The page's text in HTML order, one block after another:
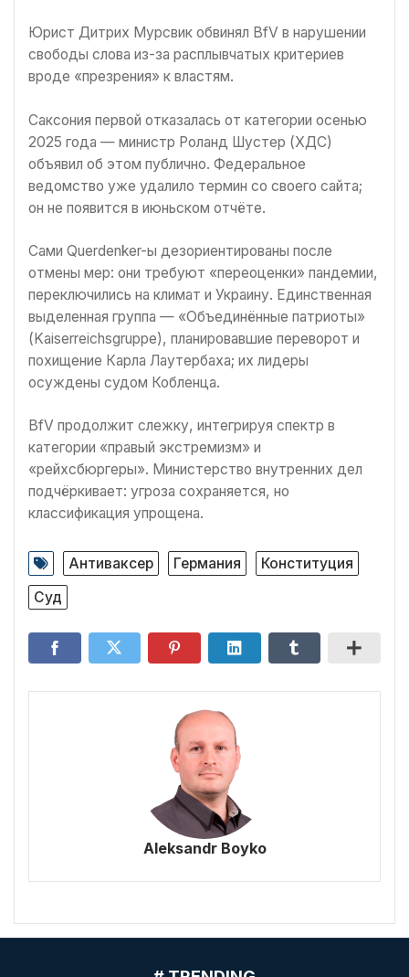
Юрист Дитрих Мурсвик обвинял BfV в нарушении
свободы слова из-за расплывчатых критериев
вроде «презрения» к властям.
Саксония первой отказалась от категории осенью
2025 года — министр Роланд Шустер (ХДС)
объявил об этом публично. Федеральное
ведомство уже удалило термин со своего сайта;
он не появится в июньском отчёте.
Сами Querdenker-ы дезориентированы после
отмены мер: они требуют «переоценки» пандемии,
переключились на климат и Украину. Единственная
выделенная группа — «Объединённые патриоты»
(Kaiserreichsgruppe), планировавшие переворот и
похищение Карла Лаутербаха; их лидеры
осуждены судом Кобленца.
BfV продолжит слежку, интегрируя спектр в
категории «правый экстремизм» и
«рейхсбюргеры». Министерство внутренних дел
подчёркивает: угроза сохраняется, но
классификация упрощена.
Антиваксер Германия
Конституция
Суд
Aleksandr Boyko